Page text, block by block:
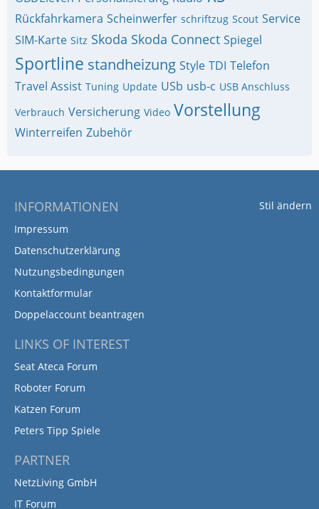
Rückfahrkamera Scheinwerfer schriftzug Scout Service
SIM-Karte Sitz Skoda Skoda Connect Spiegel
Sportline standheizung Style TDI Telefon
Travel Assist Tuning Update USb usb-c USB Anschluss
Verbrauch Versicherung Video Vorstellung
Winterreifen Zubehör
Stil ändern
INFORMATIONEN
Impressum
Datenschutzerklärung
Nutzungsbedingungen
Kontaktformular
Doppelaccount beantragen
LINKS OF INTEREST
Seat Ateca Forum
Roboter Forum
Katzen Forum
Peters Tipp Spiele
PARTNER
NetzLiving GmbH
IT Forum